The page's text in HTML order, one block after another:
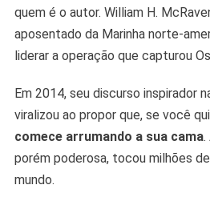
quem é o autor. William H.
aposentado da Marinha norte-
liderar a operação que capturou
Em 2014, seu discurso inspirador
viralizou ao propor que, se você
comece arrumando a sua cama.
porém poderosa, tocou milhões
mundo.